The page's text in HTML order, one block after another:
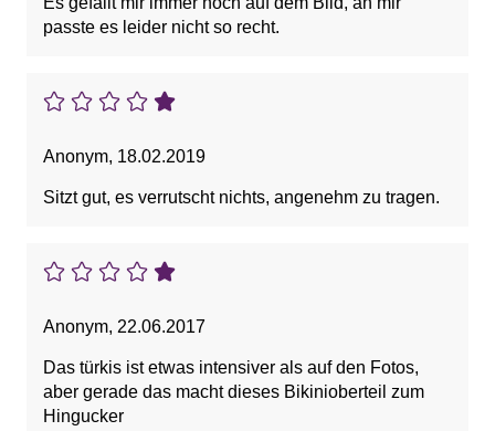
passte es leider nicht so recht.
Anonym, 18.02.2019
Sitzt gut, es verrutscht nichts, angenehm zu tragen.
Anonym, 22.06.2017
Das türkis ist etwas intensiver als auf den Fotos,
aber gerade das macht dieses Bikinioberteil zum
Hingucker